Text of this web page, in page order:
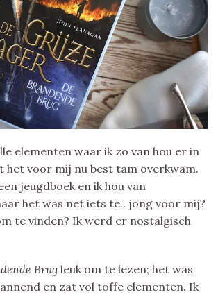
elementen waar ik zo van hou er in
het voor mij nu best tam overkwam.
jeugdboek en ik hou van
het was net iets te.. jong voor mij?
te vinden? Ik werd er nostalgisch
Brugleuk om te lezen; het was
en zat vol toffe elementen. Ik